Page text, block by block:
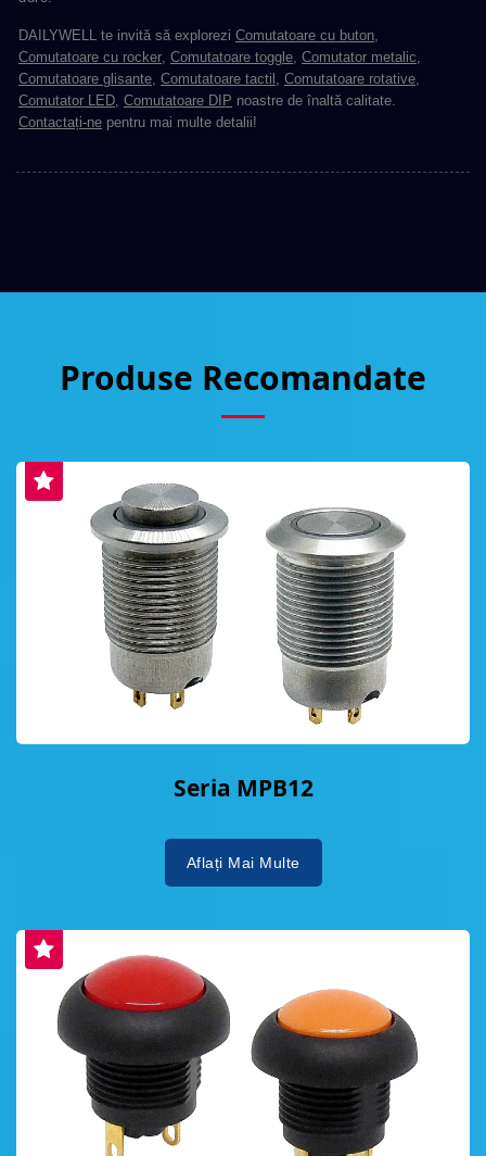
DAILYWELL te invită să explorezi Comutatoare cu buton
Comutatoare cu rocker Comutatoare toggle Comutator metalic
Comutatoare glisante Comutatoare tactil Comutatoare rotative
Comutator LED Comutatoare DIP noastre de înaltă calitate.
Contactați-ne pentru mai multe detalii!
Produse Recomandate
Seria MPB12
Aflați Mai Multe